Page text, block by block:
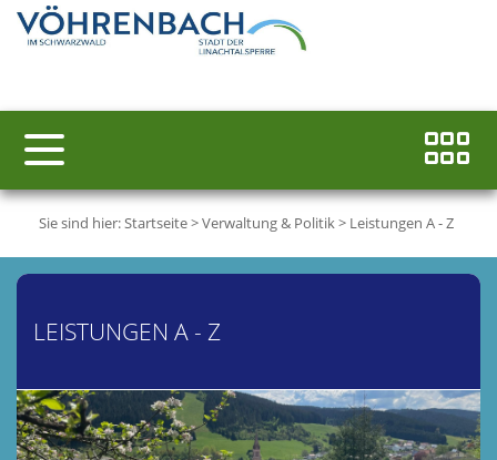
Sie sind hier:Startseite>Verwaltung & Politik> Leistungen A - Z
LEISTUNGEN A - Z